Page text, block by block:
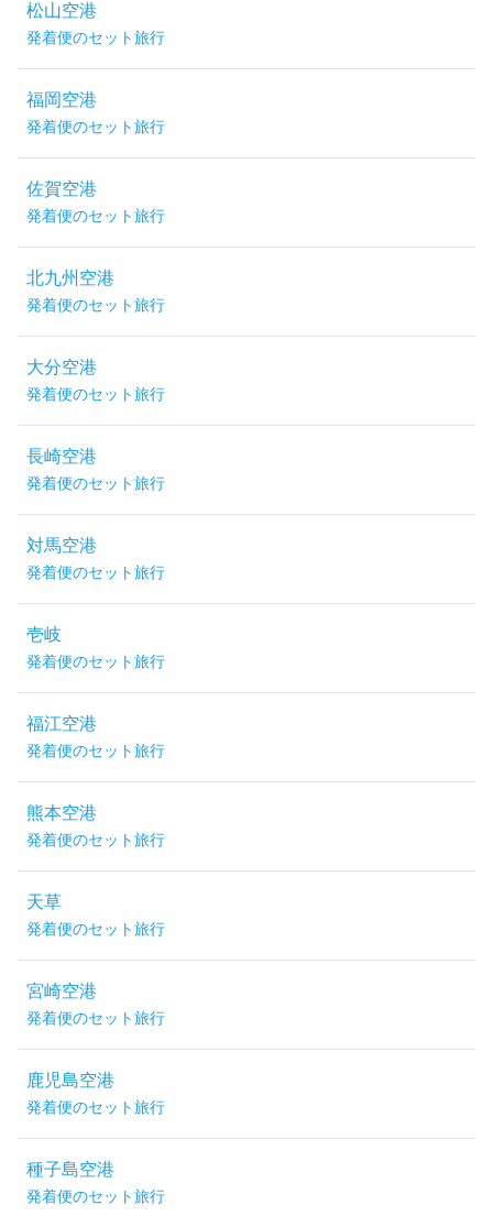
松山空港
発着便のセット旅行
福岡空港
発着便のセット旅行
佐賀空港
発着便のセット旅行
北九州空港
発着便のセット旅行
大分空港
発着便のセット旅行
長崎空港
発着便のセット旅行
対馬空港
発着便のセット旅行
壱岐
発着便のセット旅行
福江空港
発着便のセット旅行
熊本空港
発着便のセット旅行
天草
発着便のセット旅行
宮崎空港
発着便のセット旅行
鹿児島空港
発着便のセット旅行
種子島空港
発着便のセット旅行